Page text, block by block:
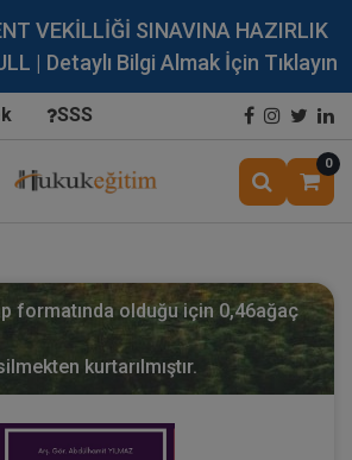
VEKİLLİĞİ SINAVINA HAZIRLIK
| Detaylı Bilgi Almak İçin Tıklayın
SSS
0
formatında olduğu için 0,46ağaç
kurtarılmıştır.